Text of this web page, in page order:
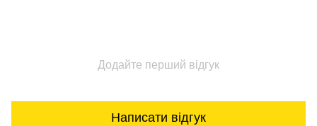
Додайте перший відгук
Написати відгук